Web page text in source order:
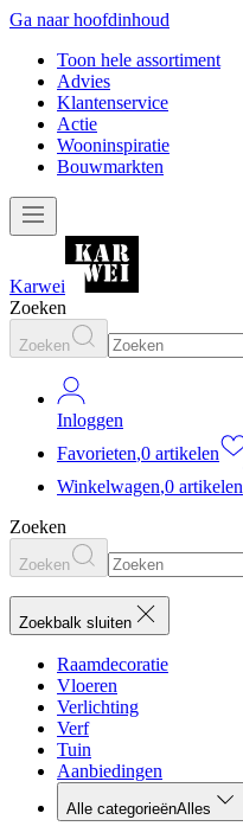
Ga naar hoofdinhoud
Toon hele assortiment
Advies
Klantenservice
Actie
Wooninspiratie
Bouwmarkten
Karwei
Zoeken
Zoeken
Inloggen
Favorieten,0 artikelen
Winkelwagen,0 artikelen
Zoeken
Zoeken
Zoekbalk sluiten
Raamdecoratie
Vloeren
Verlichting
Verf
Tuin
Aanbiedingen
Alle categorieënAlles